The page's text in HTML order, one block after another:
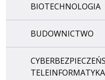
BIOTECHNOLOGIA
BUDOWNICTWO
TELEINFORMATYKA